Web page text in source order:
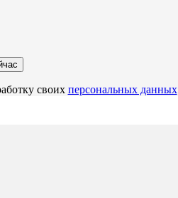
своих персональных данных